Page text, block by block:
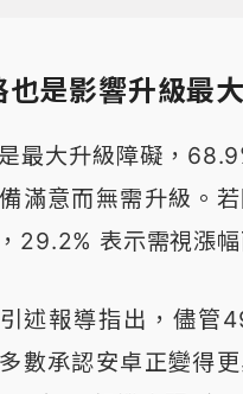
也是影響升級最
最大升級障礙，
滿意而無需升級。
29.2% 表示需視漲幅
述報導指出，儘管
數承認安卓正變得